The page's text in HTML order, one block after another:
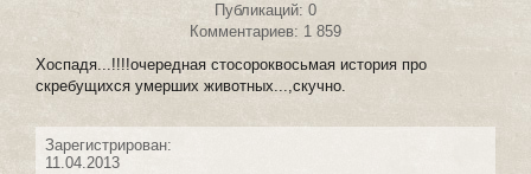
Публикаций: 0
Комментариев: 1 859
Хоспадя...!!!!очередная стосороквосьмая история про
скребущихся умерших животных...,скучно.
Зарегистрирован:
11.04.2013